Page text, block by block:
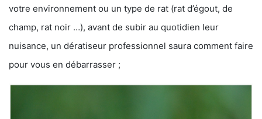
votre environnement ou un type de rat (rat d’égout, de
champ, rat noir …), avant de subir au quotidien leur
nuisance, un dératiseur professionnel saura comment faire
pour vous en débarrasser ;